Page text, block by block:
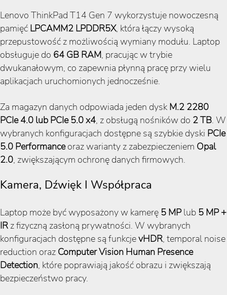
Lenovo ThinkPad T14 Gen 7 wykorzystuje nowoczesną
pamięć LPCAMM2 LPDDR5X, która łączy wysoką
przepustowość z możliwością wymiany modułu. Laptop
obsługuje do 64 GB RAM, pracując w trybie
dwukanałowym, co zapewnia płynną pracę przy wielu
aplikacjach uruchomionych jednocześnie.
Za magazyn danych odpowiada jeden dysk M.2 2280
PCIe 4.0 lub PCIe 5.0 x4, z obsługą nośników do 2 TB. W
wybranych konfiguracjach dostępne są szybkie dyski PCIe
5.0 Performanceoraz warianty z zabezpieczeniem Opal
2.0, zwiększającym ochronę danych firmowych.
Kamera, Dźwięk I Współpraca
Laptop może być wyposażony w kamerę 5 MPlub 5 MP +
IR z fizyczną zasłoną prywatności. W wybranych
konfiguracjach dostępne są funkcjevHDR, temporal noise
reduction oraz Computer Vision Human Presence
Detection, które poprawiają jakość obrazu i zwiększają
bezpieczeństwo pracy.